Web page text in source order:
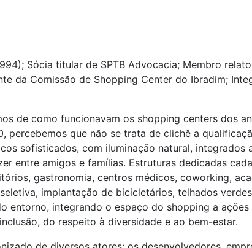
Sócia titular de SPTB Advocacia; Membro
da Comissão de Shopping Center do Ibradim;
de como funcionavam os shopping centers dos
percebemos que não se trata de clichê a
sofisticados, com iluminação natural, integrados
entre amigos e famílias. Estruturas dedicadas
gastronomia, centros médicos, coworking,
implantação de bicicletários, telhados
entorno, integrando o espaço do shopping a
do respeito à diversidade e ao bem-estar.